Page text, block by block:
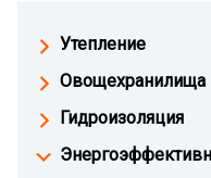
Утепление
Овощехранилища
Гидроизоляция